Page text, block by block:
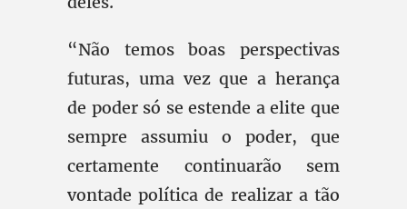
“Não temos boas perspectivas
futuras, uma vez que a herança
de poder só se estende a elite que
sempre assumiu o poder, que
certamente continuarão sem
vontade política de realizar a tão